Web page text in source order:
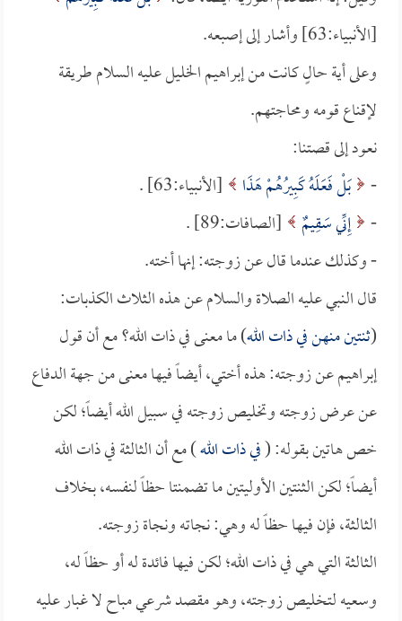
[الأنبياء:63] وأشار إلى إصبعه.
وعلى أية حالٍ كانت من إبراهيم الخليل عليه السلام طريقة
لإقناع قومه ومحاجتهم.
نعود إلى قصتنا:
- بَلْ فَعَلَهُ كَبِيرُهُمْ هَذَا
[الأنبياء:63] .
- إِنِّي سَقِيمٌ
[الصافات:89] .
- وكذلك عندما قال عن زوجته: إنها أخته.
قال النبي عليه الصلاة والسلام عن هذه الثلاث الكذبات:
(ثنتين منهن في ذات الله) ما معنى في ذات الله؟ مع أن قول
إبراهيم عن زوجته: هذه أختي، أيضاً فيها معنى من جهة الدفاع
عن عرض زوجته وتخليص زوجته في سبيل الله أيضاً؛ لكن
خص هاتين بقوله: (في ذات الله) مع أن الثالثة في ذات الله
أيضاً؛ لكن الثنتين الأوليتين ما تضمنتا حظاً لنفسه، بخلاف
الثالثة، فإن فيها حظاً له وهي: نجاته ونجاة زوجته.
الثالثة التي هي في ذات الله؛ لكن فيها فائدة له أو حظاً له،
وسعيه لتخليص زوجته، وهو مقصد شرعي مباح لا غبار عليه